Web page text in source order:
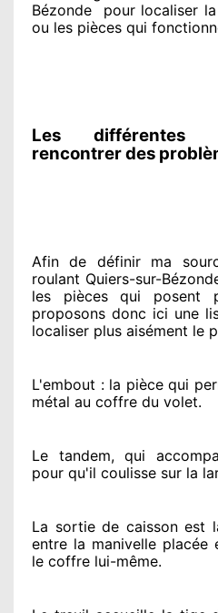
Bézonde
pourlocaliser la
ou les pièces qui
Les différentes
rencontrer des
Afin de définir ma
roulant Quiers-sur-
les pièces qui posent
proposons donc ici une
localiser plus aisément le
L'embout : la pièce qui
métal au coffre du volet.
Le tandem, qui
pour qu'il coulisse sur la
La sortie de caisson est
entre la manivelle placée
le coffre lui-même.